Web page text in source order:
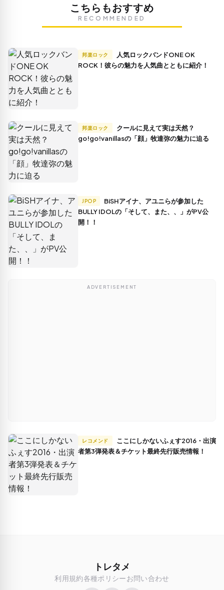
こちらもおすすめ
RECOMMENDED
邦楽ロック
ROCK！彼らの魅力を人気曲とともに紹介！
邦楽ロック
go!go!vanillasの「顔」牧達弥の魅力に迫る
JPOP
BULLY IDOLの「そして、また、、」がPV公
開！！
ADVERTISEMENT
レコメンド
者第3弾発表＆チケット最終先行販売情報！
トレタメ
利用規約各種ポリシーお問い合わせ